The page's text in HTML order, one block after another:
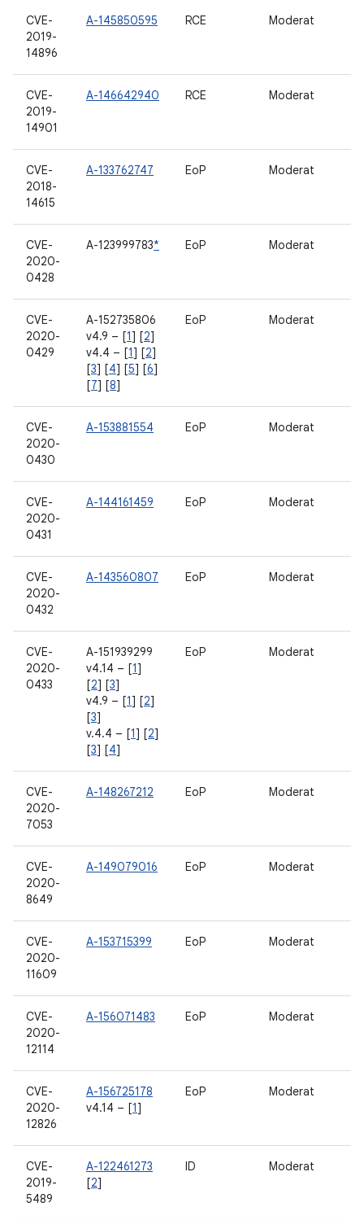
CVE-
2019-
14896
A-145850595 RCE Moderat
CVE-
2019-
14901
A-146642940 RCE Moderat
CVE-
2018-
14615
A-133762747 EoP Moderat
CVE-
2020-
0428
A-123999783* EoP Moderat
CVE-
2020-
0429
A-152735806
v4.9 – [1] [2]
v4.4 – [1] [2]
[3] [4] [5] [6]
[7] [8]
EoP Moderat
CVE-
2020-
0430
A-153881554 EoP Moderat
CVE-
2020-
0431
A-144161459 EoP Moderat
CVE-
2020-
0432
A-143560807 EoP Moderat
CVE-
2020-
0433
A-151939299
v4.14 – [1]
[2] [3]
v4.9 – [1] [2]
[3]
v.4.4 – [1] [2]
[3] [4]
EoP Moderat
CVE-
2020-
7053
A-148267212 EoP Moderat
CVE-
2020-
8649
A-149079016 EoP Moderat
CVE-
2020-
11609
A-153715399 EoP Moderat
CVE-
2020-
12114
A-156071483 EoP Moderat
CVE-
2020-
12826
A-156725178
v4.14 – [1]
EoP Moderat
CVE-
2019-
5489
A-122461273
[2]
ID Moderat